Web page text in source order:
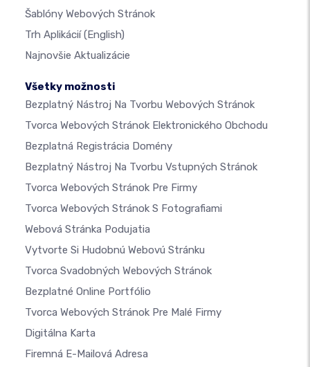
Šablóny Webových Stránok
Trh Aplikácií(English)
Najnovšie Aktualizácie
Všetky možnosti
Bezplatný Nástroj Na Tvorbu Webových Stránok
Tvorca Webových Stránok Elektronického Obchodu
Bezplatná Registrácia Domény
Bezplatný Nástroj Na Tvorbu Vstupných Stránok
Tvorca Webových Stránok Pre Firmy
Tvorca Webových Stránok S Fotografiami
Webová Stránka Podujatia
Vytvorte Si Hudobnú Webovú Stránku
Tvorca Svadobných Webových Stránok
Bezplatné Online Portfólio
Tvorca Webových Stránok Pre Malé Firmy
Digitálna Karta
Firemná E-Mailová Adresa